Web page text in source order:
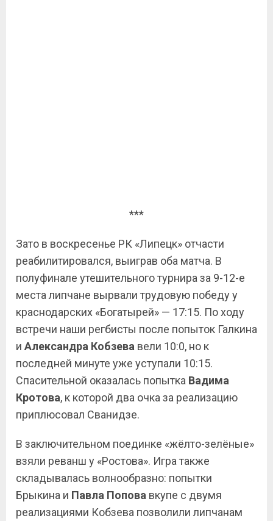
***
Зато в воскресенье РК «Липецк» отчасти
реабилитировался, выиграв оба матча. В
полуфинале утешительного турнира за 9-12-е
места липчане вырвали трудовую победу у
краснодарских «Богатырей» — 17:15. По ходу
встречи наши регбисты после попыток Галкина
и Александра Кобзева вели 10:0, но к
последней минуте уже уступали 10:15.
Спасительной оказалась попытка Вадима
Кротова, к которой два очка за реализацию
приплюсовал Сванидзе.
В заключительном поединке «жёлто-зелёные»
взяли реванш у «Ростова». Игра также
складывалась волнообразно: попытки
Брыкина и Павла Попова вкупе с двумя
реализациями Кобзева позволили липчанам